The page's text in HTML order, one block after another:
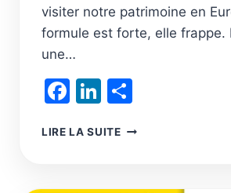
visiter notre patrimoine en
formule est forte, elle frappe.
une…
Facebook
LinkedIn
LIRE LA SUITELA